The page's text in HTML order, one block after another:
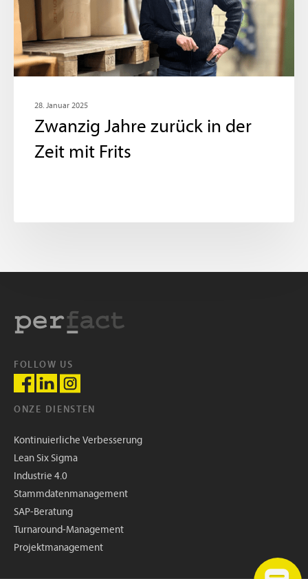
28. Januar 2025
Zwanzig Jahre zurück in der
Zeit mit Frits
FOLLOW US
ONZE DIENSTEN
Kontinuierliche Verbesserung
Lean Six Sigma
Industrie 4.0
Stammdatenmanagement
SAP-Beratung
Turnaround-Management
Projektmanagement